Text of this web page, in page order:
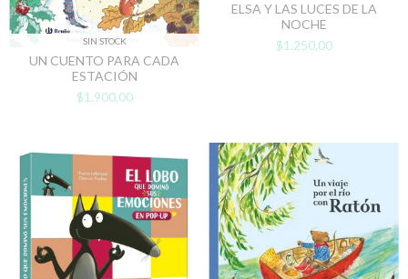
SIN STOCK
UN CUENTO PARA CADA
ESTACIÓN
$1.900,00
ELSA Y LAS LUCES DE LA
NOCHE
$1.250,00